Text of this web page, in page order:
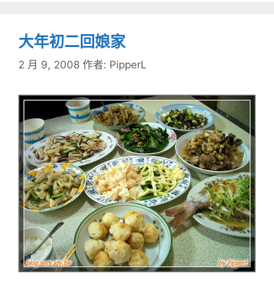
大年初二回娘家
2 月 9, 2008 作者: PipperL